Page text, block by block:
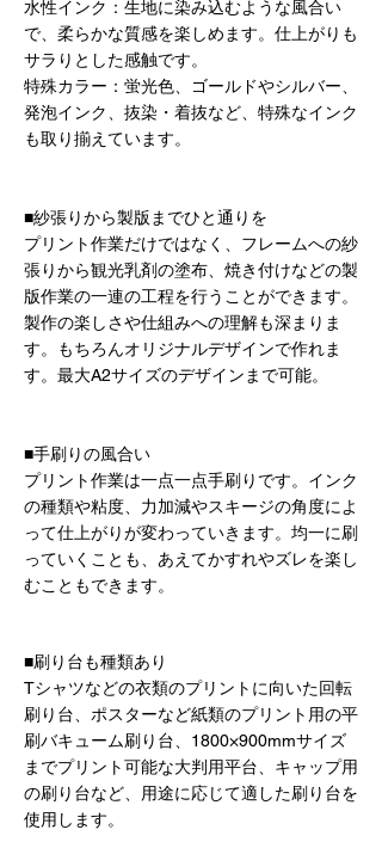
水性インク：生地に染み込むような風合い
で、柔らかな質感を楽しめます。仕上がりも
サラりとした感触です。
特殊カラー：蛍光色、ゴールドやシルバー、
発泡インク、抜染・着抜など、特殊なインク
も取り揃えています。
■紗張りから製版までひと通りを
プリント作業だけではなく、フレームへの紗
張りから観光乳剤の塗布、焼き付けなどの製
版作業の一連の工程を行うことができます。
製作の楽しさや仕組みへの理解も深まりま
す。もちろんオリジナルデザインで作れま
す。最大A2サイズのデザインまで可能。
■手刷りの風合い
プリント作業は一点一点手刷りです。インク
の種類や粘度、力加減やスキージの角度によ
って仕上がりが変わっていきます。均一に刷
っていくことも、あえてかすれやズレを楽し
むこともできます。
■刷り台も種類あり
Tシャツなどの衣類のプリントに向いた回転
刷り台、ポスターなど紙類のプリント用の平
刷バキューム刷り台、1800×900mmサイズ
までプリント可能な大判用平台、キャップ用
の刷り台など、用途に応じて適した刷り台を
使用します。